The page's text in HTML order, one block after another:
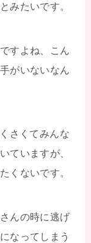
みたいです。
すよね、こん
がいないなん
さくてみんな
ていますが、
くないです。
んの時に逃げ
なってしまう